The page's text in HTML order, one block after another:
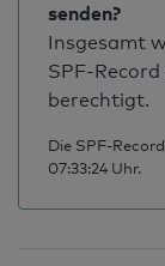
senden?
Insgesamt
SPF-
berechtigt.
Die SPF-
07:33:24 Uhr.